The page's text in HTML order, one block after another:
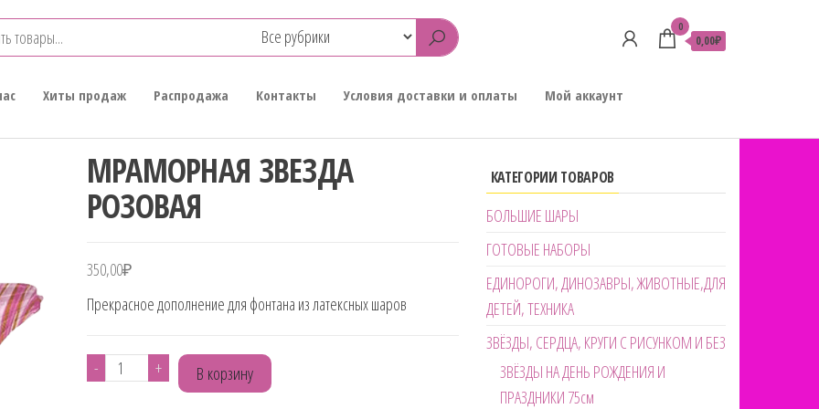
0
0,00₽
Хиты продаж Распродажа Контакты Условия доставки и оплаты
Мой аккаунт
МРАМОРНАЯ ЗВЕЗДА
РОЗОВАЯ
350,00₽
Прекрасное дополнение для фонтана из латексных шаров
-
Количество
+ В корзину
КАТЕГОРИИ ТОВАРОВ
БОЛЬШИЕ ШАРЫ
ГОТОВЫЕ НАБОРЫ
ЕДИНОРОГИ, ДИНОЗАВРЫ, ЖИВОТНЫЕ,ДЛЯ
ДЕТЕЙ, ТЕХНИКА
ЗВЁЗДЫ, СЕРДЦА, КРУГИ С РИСУНКОМ И БЕЗ
ЗВЁЗДЫ НА ДЕНЬ РОЖДЕНИЯ И
ПРАЗДНИКИ 75см